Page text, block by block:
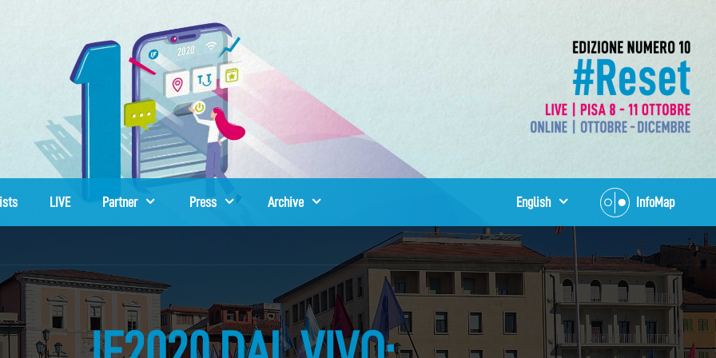
LIVE Partner Press Archive InfoMap
English